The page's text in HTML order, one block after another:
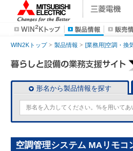
WIN2Kトップ 製品情報 [業務用]空調・換
形名から製品情報を探す
空調管理システム MAリモコ